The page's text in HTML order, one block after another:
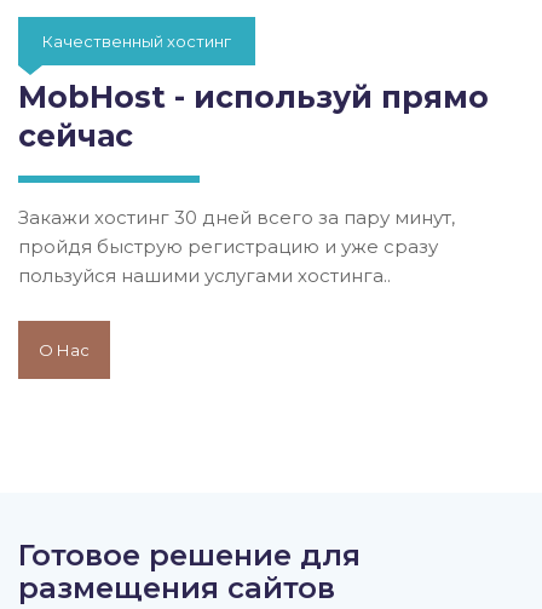
Качественный хостинг
MobHost - используй прямо
сейчас
Закажи хостинг 30 дней всего за пару минут,
пройдя быструю регистрацию и уже сразу
пользуйся нашими услугами хостинга..
О Нас
Готовое решение для
размещения сайтов